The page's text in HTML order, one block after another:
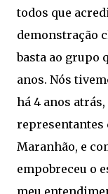
todos que
demonstração
basta ao grupo
anos. Nós
há 4 anos
representantes
Maranhão, e
empobreceu o
meu